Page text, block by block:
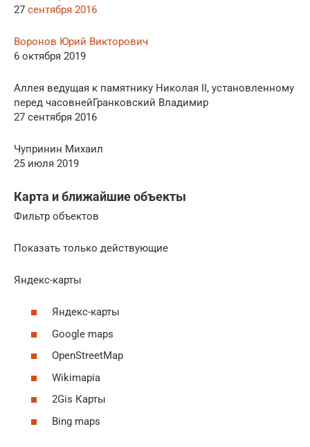
27 сентября 2016
Воронов Юрий Викторович
6 октября 2019
Аллея ведущая к памятнику Николая II, установленному
перед часовнейГранковский Владимир
27 сентября 2016
Чупринин Михаил
25 июля 2019
Карта и ближайшие объекты
Фильтр объектов
Показать только действующие
Яндекс-карты
Яндекс-карты
Google maps
OpenStreetMap
Wikimapia
2Gis Карты
Bing maps